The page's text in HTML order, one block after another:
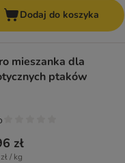
Dodaj do koszyka
mieszanka dla
ptaków
zł
/ kg